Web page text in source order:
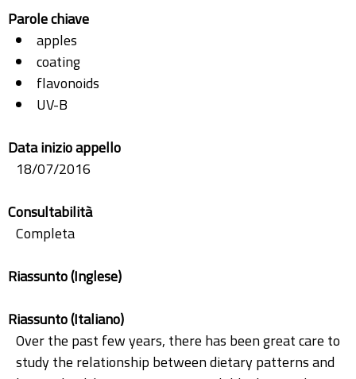
Parole chiave
apples
coating
flavonoids
UV-B
Data inizio appello
18/07/2016
Consultabilità
Completa
Riassunto (Inglese)
Riassunto (Italiano)
Over the past few years, there has been great care to
study the relationship between dietary patterns and